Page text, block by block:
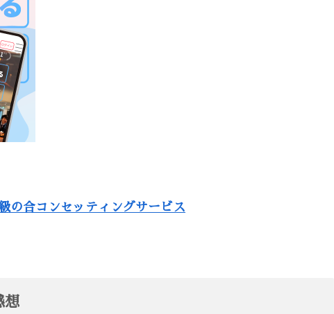
の合コンセッティングサービス
想